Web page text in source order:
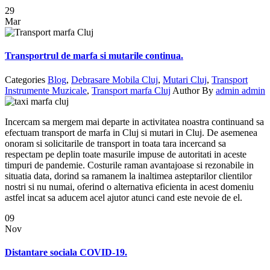
29
Mar
Transportrul de marfa si mutarile continua.
Categories Blog, Debrasare Mobila Cluj, Mutari Cluj, Transport
Instrumente Muzicale, Transport marfa Cluj AuthorBy admin admin
Incercam sa mergem mai departe in activitatea noastra continuand sa
efectuam transport de marfa in Cluj si mutari in Cluj. De asemenea
onoram si solicitarile de transport in toata tara incercand sa
respectam pe deplin toate masurile impuse de autoritati in aceste
timpuri de pandemie. Costurile raman avantajoase si rezonabile in
situatia data, dorind sa ramanem la inaltimea asteptarilor clientilor
nostri si nu numai, oferind o alternativa eficienta in acest domeniu
astfel incat sa aducem acel ajutor atunci cand este nevoie de el.
09
Nov
Distantare sociala COVID-19.